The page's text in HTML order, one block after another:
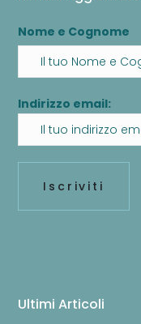
Nome e Cognome
Indirizzo email:
Ultimi Articoli